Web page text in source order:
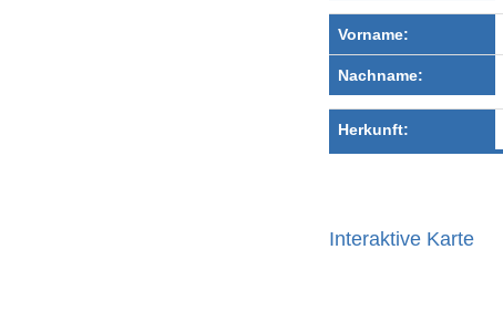
Vorname:
Nachname:
Herkunft:
Interaktive Karte